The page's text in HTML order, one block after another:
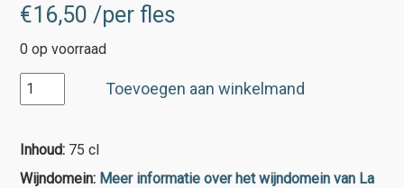
€16,50 /per fles
0 op voorraad
Vacqueyras
Saint
Réserve
aantal
Toevoegen aan winkelmand
Inhoud: 75 cl
Wijndomein: Meer informatie over het wijndomein van La